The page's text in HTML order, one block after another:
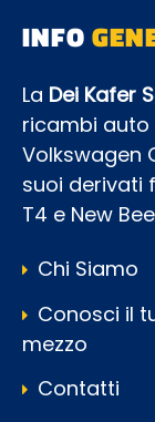
INFO
La Dei Kafer
ricambi auto
Volkswagen
suoi derivati
T4 e New
Chi Siamo
Conosci il
mezzo
Contatti